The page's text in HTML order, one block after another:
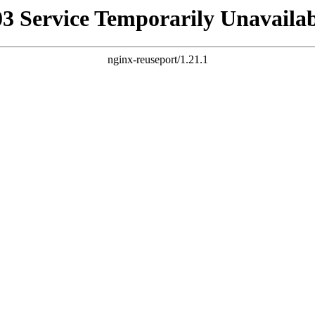
Service Temporarily
nginx-reuseport/1.21.1